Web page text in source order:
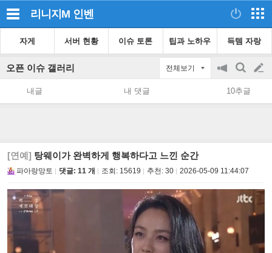
리니지M 인벤
자게 서버 현황 이슈 토론 팁과 노하우 득템 자랑
오픈 이슈 갤러리 전체보기
공
지
on/off
검
색
글
쓰
내글 내 댓글 10추글
[연예] 탕웨이가 완벽하게 행복하다고 느낀 순간
파아랑망토 댓글: 11 개 조회: 15619 추천: 30 2026-05-09 11:44:07